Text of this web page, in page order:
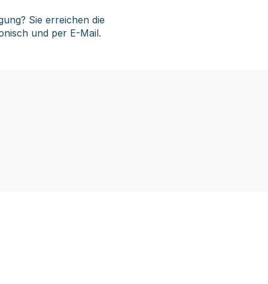
Sie erreichen die
und per E-Mail.